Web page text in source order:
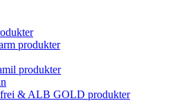
produkter
produkter
& ALB GOLD produkter